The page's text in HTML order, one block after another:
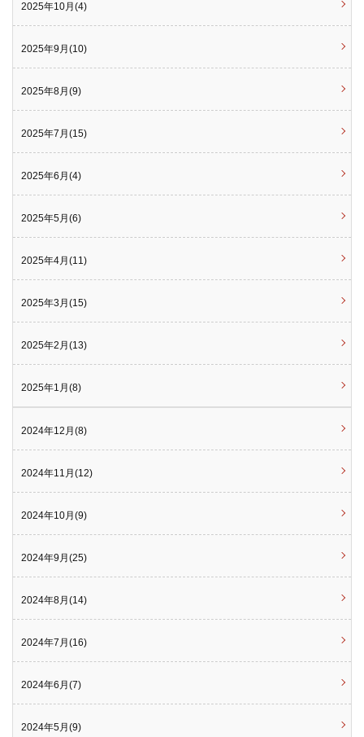
2025年10月(4)
2025年9月(10)
2025年8月(9)
2025年7月(15)
2025年6月(4)
2025年5月(6)
2025年4月(11)
2025年3月(15)
2025年2月(13)
2025年1月(8)
2024年12月(8)
2024年11月(12)
2024年10月(9)
2024年9月(25)
2024年8月(14)
2024年7月(16)
2024年6月(7)
2024年5月(9)